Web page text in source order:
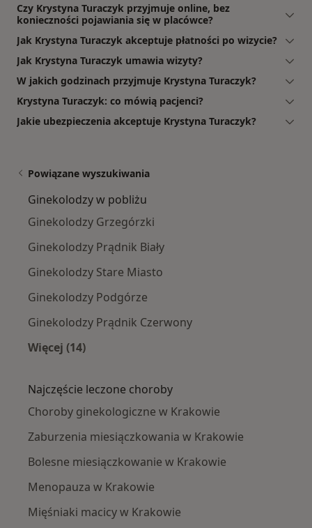
Czy Krystyna Turaczyk przyjmuje online, bez
konieczności pojawiania się w placówce?
Jak Krystyna Turaczyk akceptuje płatności po wizycie?
Jak Krystyna Turaczyk umawia wizyty?
W jakich godzinach przyjmuje Krystyna Turaczyk?
Krystyna Turaczyk: co mówią pacjenci?
Jakie ubezpieczenia akceptuje Krystyna Turaczyk?
Powiązane wyszukiwania
Ginekolodzy w pobliżu
Ginekolodzy Grzegórzki
Ginekolodzy Prądnik Biały
Ginekolodzy Stare Miasto
Ginekolodzy Podgórze
Ginekolodzy Prądnik Czerwony
Więcej (14)
Najczęście leczone choroby
Choroby ginekologiczne w Krakowie
Zaburzenia miesiączkowania w Krakowie
Bolesne miesiączkowanie w Krakowie
Menopauza w Krakowie
Mięśniaki macicy w Krakowie